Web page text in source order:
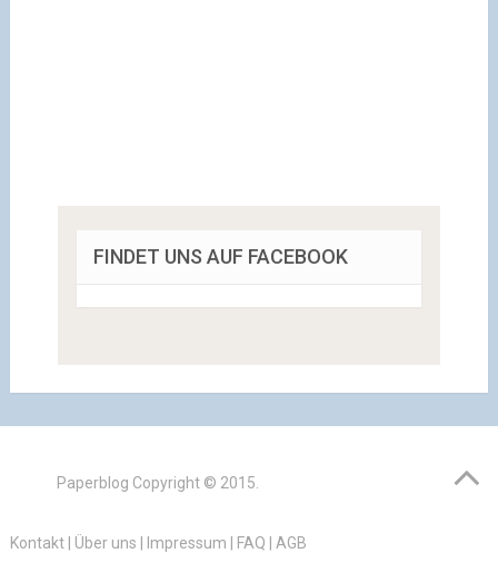
FINDET UNS AUF FACEBOOK
Paperblog Copyright © 2015.
Kontakt| Über uns Impressum FAQ AGB